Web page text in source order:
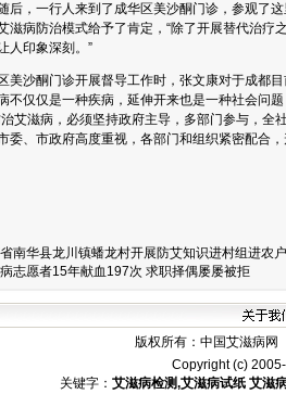
后，一行人来到了成华区美沙酮门诊，参观了
滋病防治模式给予了肯定，“除了开展替代治疗
人印象深刻。”
沙酮门诊开展督导工作时，张文康对于成都目
不仅仅是一种疾病，延伸开来也是一种社会问
艾滋病，必须坚持政府主导，多部门参与，全
委、市政府高度重视，各部门和组织紧密配合
南华县龙川镇蟠龙村开展防艾知识进村组进农
志愿者15年献血197次 求职择偶屡屡被拒
版权所有： 中国艾滋病网
Copyright (c)
关键字： 艾滋病检测,艾滋病试纸 艾滋